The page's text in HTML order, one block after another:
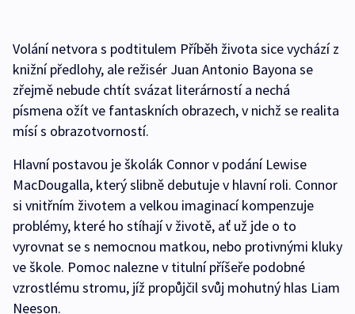
Volání netvora s podtitulem Příběh života sice vychází z
knižní předlohy, ale režisér Juan Antonio Bayona se
zřejmě nebude chtít svázat literárností a nechá
písmena ožít ve fantaskních obrazech, v nichž se realita
mísí s obrazotvorností.
Hlavní postavou je školák Connor v podání Lewise
MacDougalla, který slibně debutuje v hlavní roli. Connor
si vnitřním životem a velkou imaginací kompenzuje
problémy, které ho stíhají v životě, ať už jde o to
vyrovnat se s nemocnou matkou, nebo protivnými kluky
ve škole. Pomoc nalezne v titulní příšeře podobné
vzrostlému stromu, jíž propůjčil svůj mohutný hlas Liam
Neeson.